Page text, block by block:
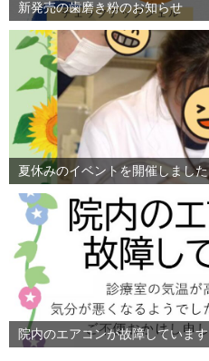
新発売の歯磨き粉のお知らせ
夏休みのイベントを開催しました
院内のエアコンが故障しています